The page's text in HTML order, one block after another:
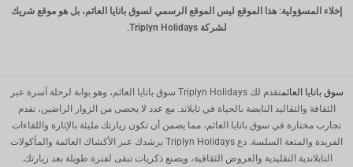
الدولار
الاسترالي
يوان
صيني
تايوان
إخلاء المسؤولية: هذا الموقع ليس الموقع الرسمي لسوق باتايا العائم، بل هو موقع شريك
لشركة Triplyn Holidays.
سوق باتايا العائم
تقدم لك Triplyn Holidays سوق باتايا العائم، وهو بوابة لرحلة آسرة عبر
الثقافة والتقاليد النابضة بالحياة في تايلاند. مع عدد لا يحصى من الزوار الراضين، نقدم
تجارب مختارة في سوق باتايا العائم، مما يضمن أن تكون زيارتك مليئة بالإثارة واللقاءات
الفريدة والمتعة السلسة. دع Triplyn Holidays يرشدك عبر الأكشاك العائمة والمأكولات
التايلاندية التقليدية والعروض الثقافية، ويصنع ذكريات تبقى لفترة طويلة بعد زيارتك.